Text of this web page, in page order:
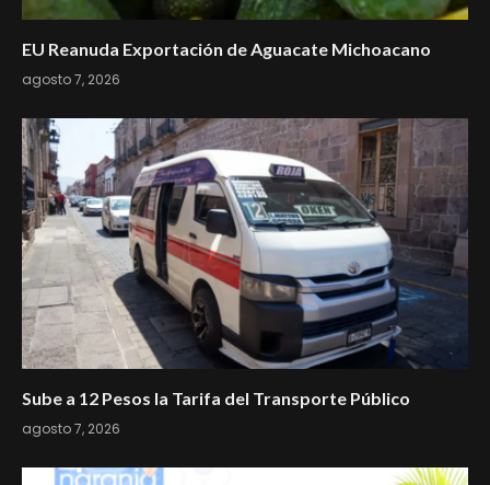
EU Reanuda Exportación de Aguacate Michoacano
agosto 7, 2026
Sube a 12 Pesos la Tarifa del Transporte Público
agosto 7, 2026